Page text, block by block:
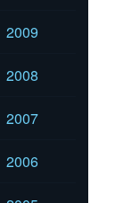
2009
2008
2007
2006